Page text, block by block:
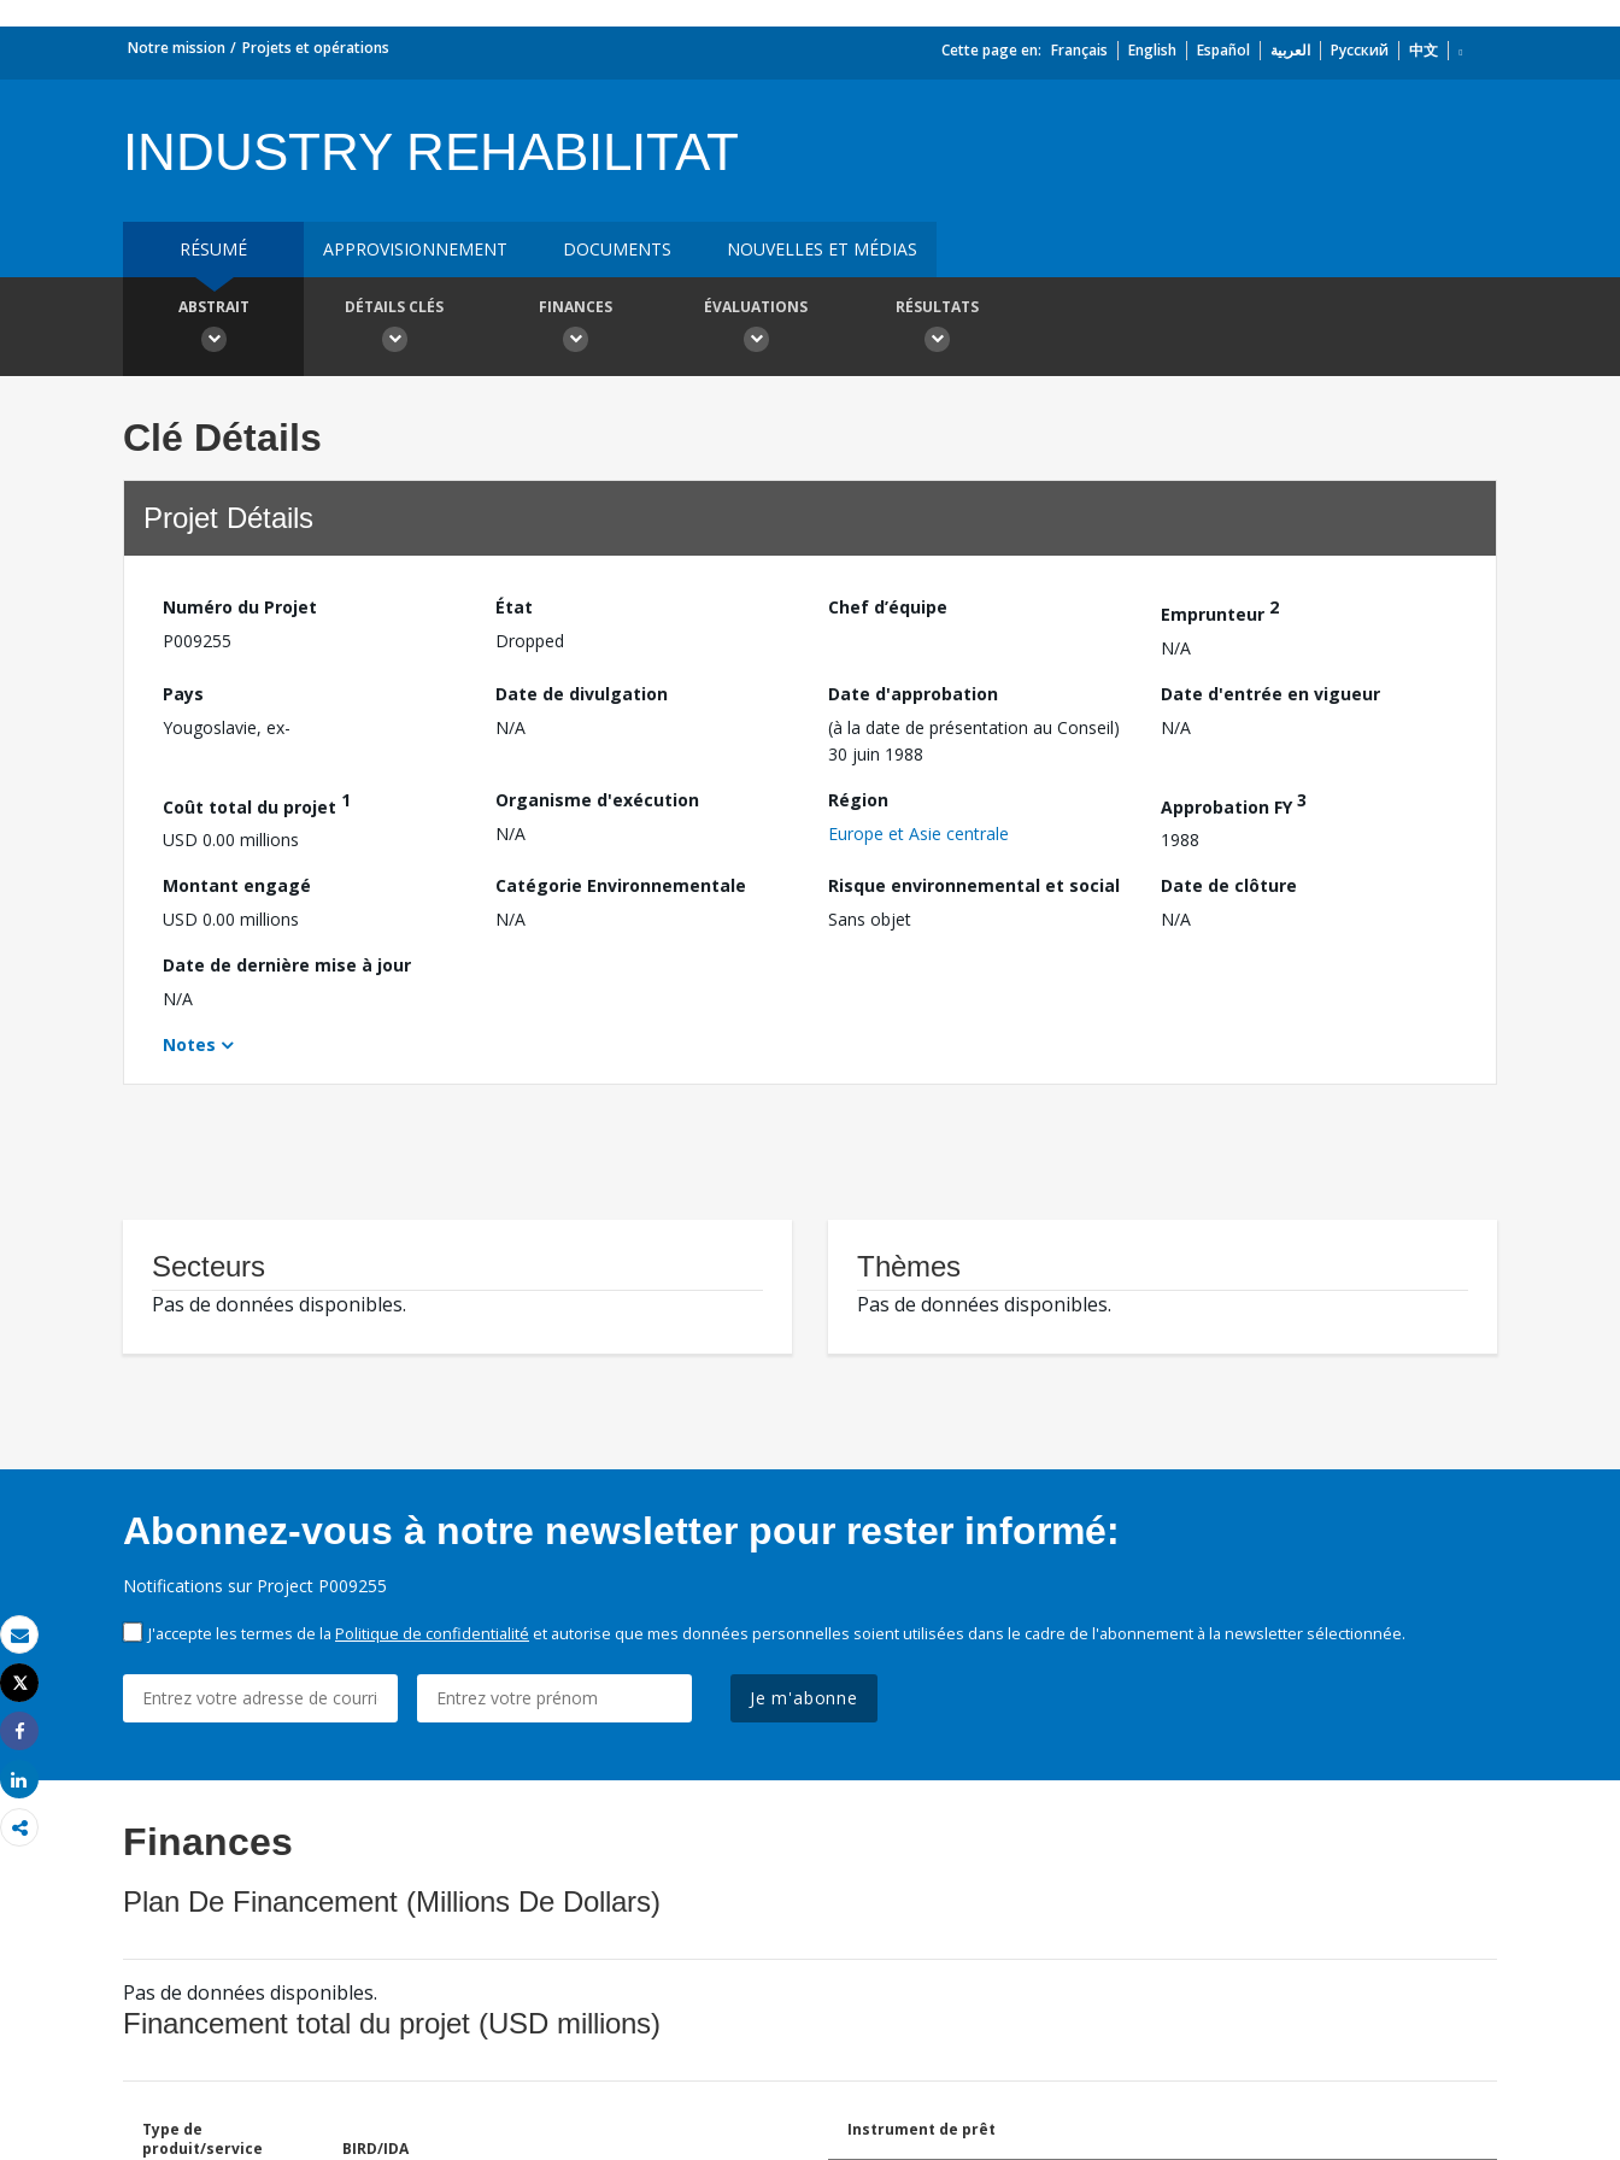
Email
Imprimer
Tweet
Share
Share
Notre mission Projets et opérations Cette page en: Français English Español العربية Русский 中文
INDUSTRY REHABILITAT
RÉSUMÉ APPROVISIONNEMENT DOCUMENTS NOUVELLES ET MÉDIAS
ABSTRAIT DÉTAILS CLÉS FINANCES ÉVALUATIONS RÉSULTATS
Clé Détails
Projet Détails
Numéro du Projet
P009255
État
Dropped
Chef d’équipe Emprunteur 2
N/A
Pays
Yougoslavie, ex-
Date de divulgation
N/A
Date d'approbation
(à la date de présentation au Conseil)
30 juin 1988
Date d'entrée en vigueur
N/A
Coût total du projet 1
USD 0.00 millions
Organisme d'exécution
N/A
Région
Europe et Asie centrale
Approbation FY3
1988
Montant engagé
USD 0.00 millions
Catégorie Environnementale
N/A
Risque environnemental et social
Sans objet
Date de clôture
N/A
Date de dernière mise à jour
N/A
Notes
Secteurs
Pas de données disponibles.
Thèmes
Pas de données disponibles.
Abonnez-vous à notre newsletter pour rester informé:
Notifications sur Project P009255
J'accepte les termes de la Politique de confidentialité et autorise que mes données personnelles soient utilisées dans le cadre de l'abonnement à la newsletter sélectionnée.
Je m'abonne
Finances
Plan De Financement (Millions De Dollars)
Pas de données disponibles.
Financement total du projet (USD millions)
Type de
produit/service
BIRD/IDA
Instrument de prêt